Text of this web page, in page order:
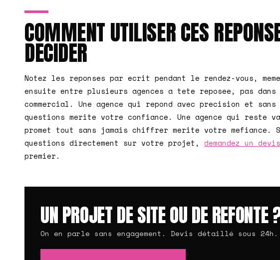
COMMENT UTILISER CES
DECIDER
Notez les reponses par ecrit pendant le rendez-vous, meme
ensuite entre plusieurs agences a tete reposee, pas
commercial. Une agence qui repond avec precision et
questions merite votre confiance. Une agence qui reste
promet tout sans jamais chiffrer merite votre mefiance.
questions directement sur votre projet, demandez un devis
premier.
UN PROJET DE SITE OU DE REFONTE
On en parle sans engagement. Devis détaillé sous 24h.